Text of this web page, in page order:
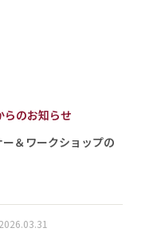
らのお知らせ
＆ワークショップの
2026.03.31